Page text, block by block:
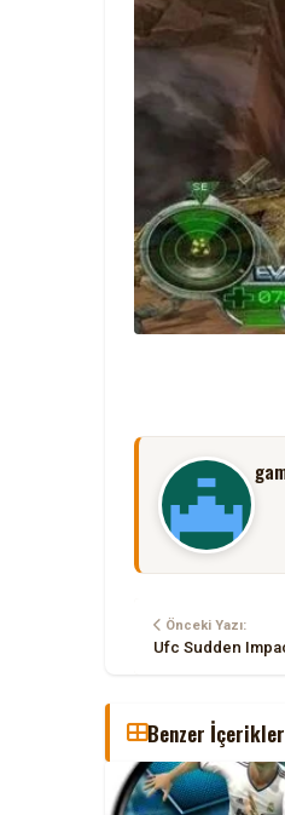
Önceki Yazı:
Ufc Sudden
Benzer İçerikler